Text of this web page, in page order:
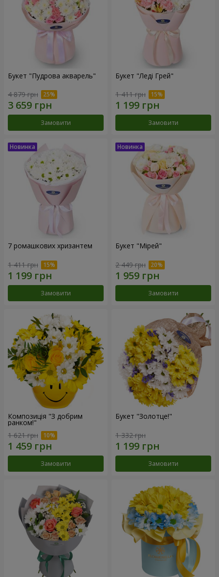
Букет "Пудрова акварель"
4 879 грн
Замовити
Букет "Леді Грей"
1 411 грн
Замовити
7 ромашкових хризантем
1 411 грн
Замовити
Букет "Мірей"
2 449 грн
Замовити
Композиція "З добрим
ранком!"
1 621 грн
Замовити
Букет "Золотце!"
1 332 грн
Замовити